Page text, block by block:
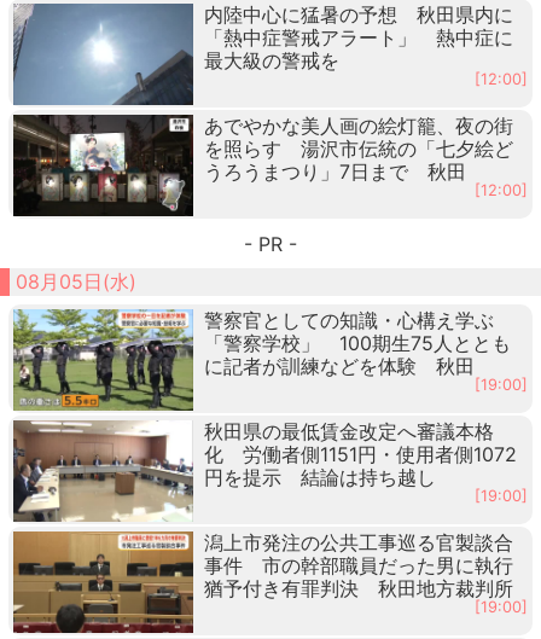
内陸中心に猛暑の予想 秋田県内に
「熱中症警戒アラート」 熱中症に
最大級の警戒を
[12:00]
あでやかな美人画の絵灯籠、夜の街
を照らす 湯沢市伝統の「七夕絵ど
うろうまつり」7日まで 秋田
[12:00]
- PR -
08月05日(水)
警察官としての知識・心構え学ぶ
「警察学校」 100期生75人ととも
に記者が訓練などを体験 秋田
[19:00]
秋田県の最低賃金改定へ審議本格
化 労働者側1151円・使用者側1072
円を提示 結論は持ち越し
[19:00]
潟上市発注の公共工事巡る官製談合
事件 市の幹部職員だった男に執行
猶予付き有罪判決 秋田地方裁判所
[19:00]